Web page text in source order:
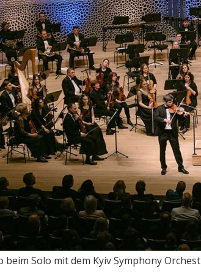
beim Solo mit dem Kyiv Symphony